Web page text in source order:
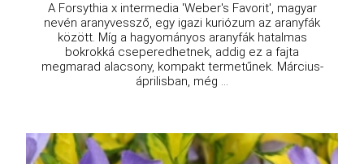
A Forsythia x intermedia 'Weber's Favorit', magyar
nevén aranyvessző, egy igazi kuriózum az aranyfák
között. Míg a hagyományos aranyfák hatalmas
bokrokká cseperedhetnek, addig ez a fajta
megmarad alacsony, kompakt termetűnek. Március-
áprilisban, még ...